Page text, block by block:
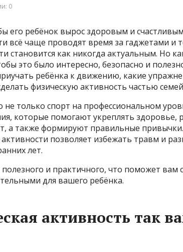
0
его ребёнок вырос здоровым и
всё чаще проводят время за гаджетами и
становится как никогда актуальным. Но
это было интересно, безопасно и
ребёнка к движению, какие
физическую активность частью
не только спорт на профессиональном
которые помогают укреплять здоровье,
а также формируют правильные
позволяет избежать травм и
лет.
и практичного, что поможет вам
для вашего ребёнка.
активность так